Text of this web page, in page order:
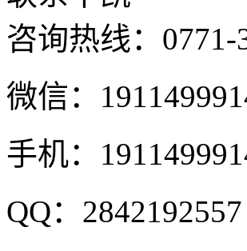
咨询热线： 0771-
微信：
手机：
QQ：2842192557